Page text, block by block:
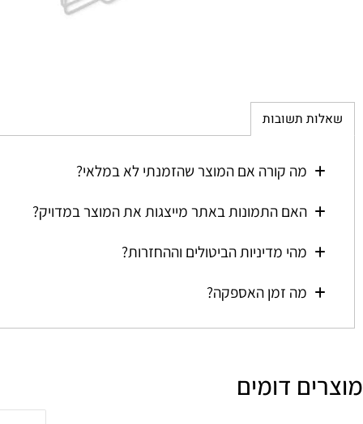
מה קורה אם המוצר שהזמנתי לא במלאי?
האם התמונות באתר מייצגות את המוצר במדויק?
מהי מדיניות הביטולים וההחזרות?
מה זמן האספקה?